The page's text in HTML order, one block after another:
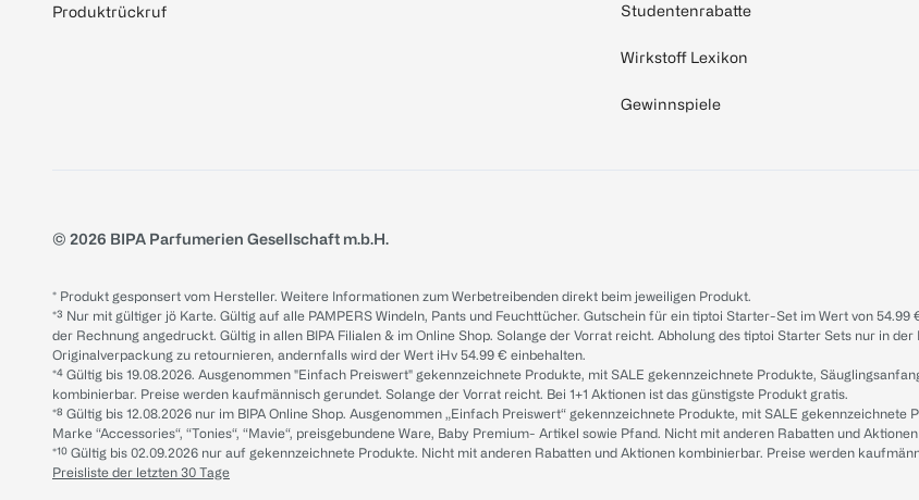
Produktrückruf Studentenrabatte
Wirkstoff Lexikon
Gewinnspiele
© 2026 BIPA Parfumerien Gesellschaft m.b.H.
* Produkt gesponsert vom Hersteller. Weitere Informationen zum Werbetreibenden direkt beim jeweiligen Produkt.
*³ Nur mit gültiger jö Karte. Gültig auf alle PAMPERS Windeln, Pants und Feuchttücher. Gutschein für ein tiptoi Starter-Set im Wert von
der Rechnung angedruckt. Gültig in allen BIPA Filialen & im Online Shop. Solange der Vorrat reicht. Abholung des tiptoi Starter Sets nur in
Originalverpackung zu retournieren, andernfalls wird der Wert iHv 54.99 € einbehalten.
*⁴ Gültig bis 19.08.2026. Ausgenommen "Einfach Preiswert" gekennzeichnete Produkte, mit SALE gekennzeichnete Produkte,
kombinierbar. Preise werden kaufmännisch gerundet. Solange der Vorrat reicht. Bei 1+1 Aktionen ist das günstigste Produkt gratis.
*⁸ Gültig bis 12.08.2026 nur im BIPA Online Shop. Ausgenommen „Einfach Preiswert“ gekennzeichnete Produkte, mit SALE
Marke “Accessories“, “Tonies“, “Mavie“, preisgebundene Ware, Baby Premium- Artikel sowie Pfand. Nicht mit anderen Rabatten und
*¹⁰ Gültig bis 02.09.2026 nur auf gekennzeichnete Produkte. Nicht mit anderen Rabatten und Aktionen kombinierbar. Preise werden
Preisliste der letzten 30 Tage